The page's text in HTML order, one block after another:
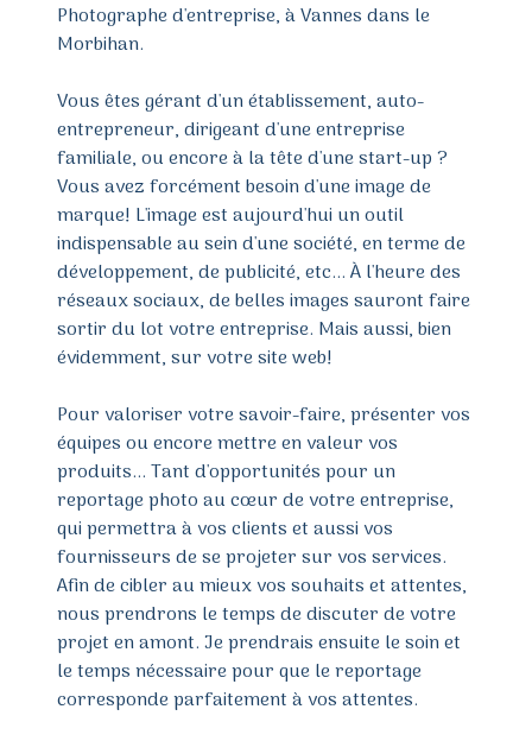
Photographe d'entreprise, à Vannes dans le
Morbihan.
Vous êtes gérant d'un établissement, auto-
entrepreneur, dirigeant d'une entreprise
familiale, ou encore à la tête d'une start-up ?
Vous avez forcément besoin d'une image de
marque! L'image est aujourd'hui un outil
indispensable au sein d'une société, en terme de
développement, de publicité, etc... À l'heure des
réseaux sociaux, de belles images sauront faire
sortir du lot votre entreprise. Mais aussi, bien
évidemment, sur votre site web!
Pour valoriser votre savoir-faire, présenter vos
équipes ou encore mettre en valeur vos
produits... Tant d'opportunités pour un
reportage photo au cœur de votre entreprise,
qui permettra à vos clients et aussi vos
fournisseurs de se projeter sur vos services.
Afin de cibler au mieux vos souhaits et attentes,
nous prendrons le temps de discuter de votre
projet en amont. Je prendrais ensuite le soin et
le temps nécessaire pour que le reportage
corresponde parfaitement à vos attentes.